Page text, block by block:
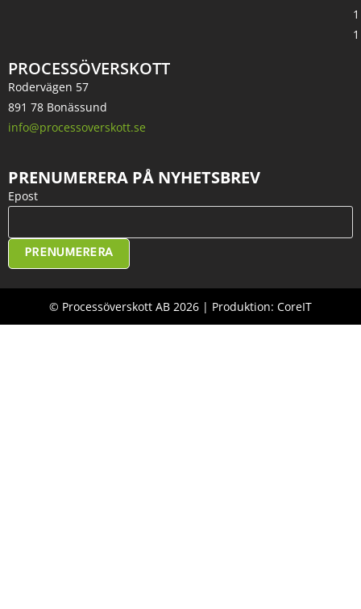
PROCESSÖVERSKOTT
Rodervägen 57
891 78 Bonässund
info@processoverskott.se
1
1
PRENUMERERA PÅ NYHETSBREV
Epost
PRENUMERERA
© Processöverskott AB 2026 | Produktion: CoreIT